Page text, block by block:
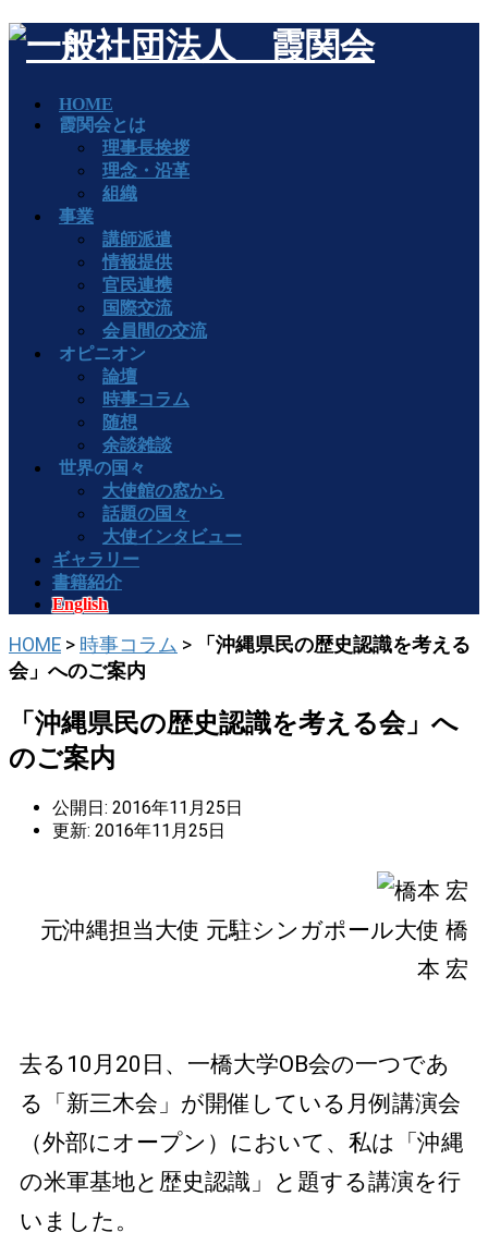
HOME
霞関会とは
理事長挨拶
理念・沿革
組織
事業
講師派遣
情報提供
官民連携
国際交流
会員間の交流
オピニオン
論壇
時事コラム
随想
余談雑談
世界の国々
大使館の窓から
話題の国々
大使インタビュー
ギャラリー
書籍紹介
English
HOME > 時事コラム >
「沖縄県民の歴史認識を考える
会」へのご案内
「沖縄県民の歴史認識を考える会」へ
のご案内
公開日: 2016年11月25日
更新: 2016年11月25日
元沖縄担当大使 元駐シンガポール大使 橋
本 宏
去る10月20日、一橋大学OB会の一つであ
る「新三木会」が開催している月例講演会
（外部にオープン）において、私は「沖縄
の米軍基地と歴史認識」と題する講演を行
いました。